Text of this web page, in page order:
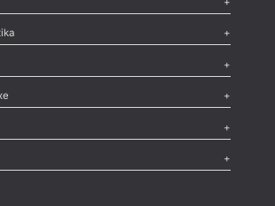
,Dokumenty
,Sloupek,Pozvánka,Literární soutěž,
próze,Celá rubrika